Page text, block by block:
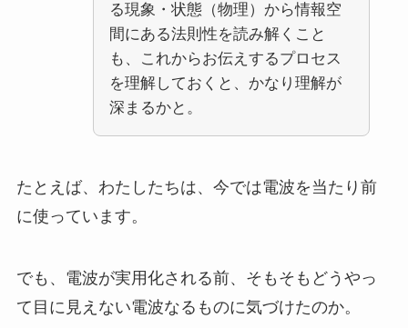
る現象・状態（物理）から情報空
間にある法則性を読み解くこと
も、これからお伝えするプロセス
を理解しておくと、かなり理解が
深まるかと。
たとえば、わたしたちは、今では電波を当たり前
に使っています。
でも、電波が実用化される前、そもそもどうやっ
て目に見えない電波なるものに気づけたのか。